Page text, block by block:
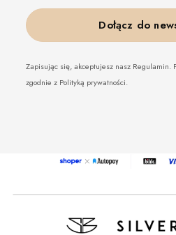
Dołącz do
Zapisując się, akceptujesz nasz Regulamin.
zgodnie z Polityką prywatności.